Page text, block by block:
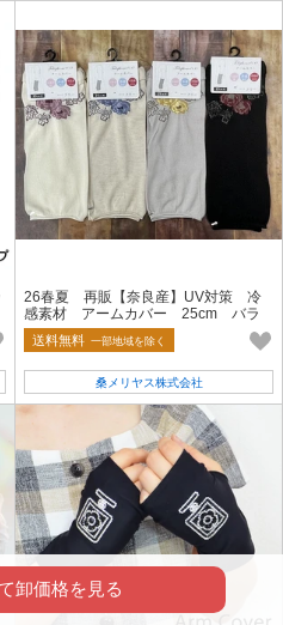
26春夏 再販【奈良産】UV対策 冷
感素材 アームカバー 25cm バラ
送料無料 一部地域を除く
桑メリヤス株式会社
卸価格を見る